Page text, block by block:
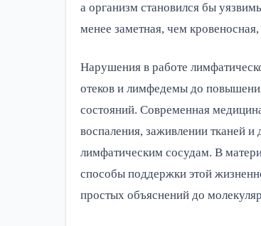
а организм становился бы
менее заметная, чем
Нарушения в работе
отеков и лимфедемы до
состояний. Современная
воспаления, заживлении тканей
лимфатическим сосудам. В
способы поддержки этой
простых объяснений до